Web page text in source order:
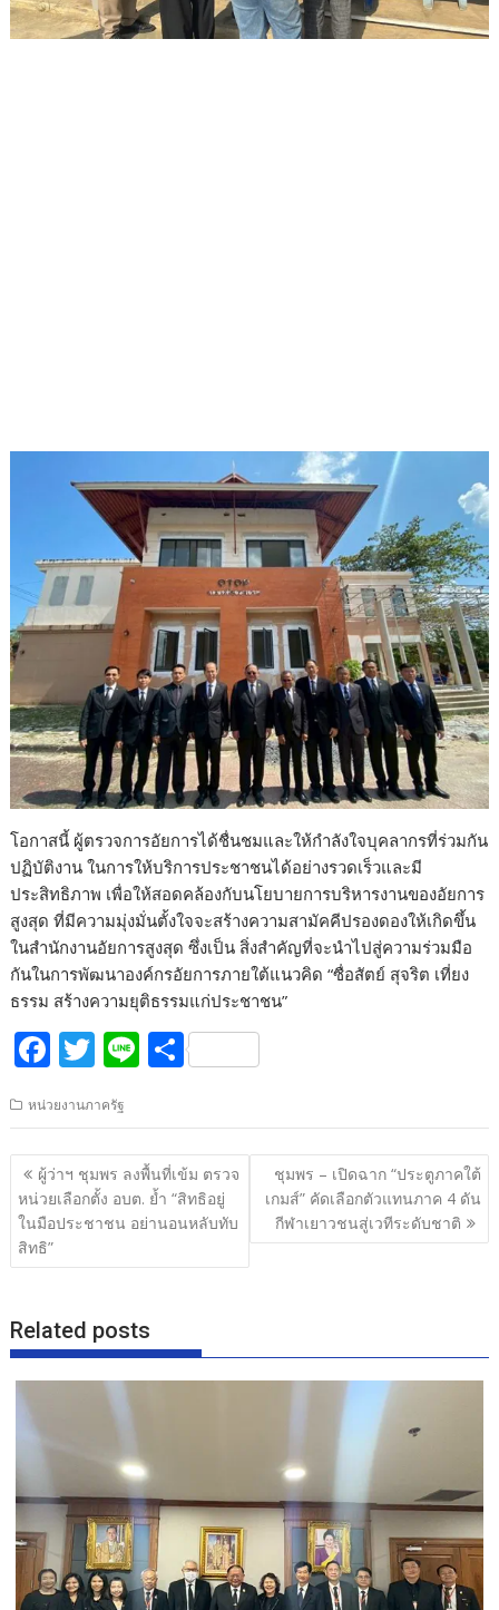
โอกาสนี้ ผู้ตรวจการอัยการได้ชื่นชมและให้กำลังใจบุคลากรที่ร่วมกัน
ปฏิบัติงาน ในการให้บริการประชาชนได้อย่างรวดเร็วและมี
ประสิทธิภาพ เพื่อให้สอดคล้องกับนโยบายการบริหารงานของอัยการ
สูงสุด ที่มีความมุ่งมั่นตั้งใจจะสร้างความสามัคคีปรองดองให้เกิดขึ้น
ในสำนักงานอัยการสูงสุด ซึ่งเป็น สิ่งสำคัญที่จะนำไปสู่ความร่วมมือ
กันในการพัฒนาองค์กรอัยการภายใต้แนวคิด “ซื่อสัตย์ สุจริต เที่ยง
ธรรม สร้างความยุติธรรมแก่ประชาชน”
F
e
b
o
o
k
T
itt
er
Li
e
S
ar
e
หน่วยงานภาครัฐ
แนะแนว
เรื่อง
ผู้ว่าฯ ชุมพร ลงพื้นที่เข้ม ตรวจ
หน่วยเลือกตั้ง อบต. ย้ำ “สิทธิอยู่
ในมือประชาชน อย่านอนหลับทับ
สิทธิ”
ชุมพร – เปิดฉาก “ประตูภาคใต้
เกมส์” คัดเลือกตัวแทนภาค 4 ดัน
กีฬาเยาวชนสู่เวทีระดับชาติ
Related posts